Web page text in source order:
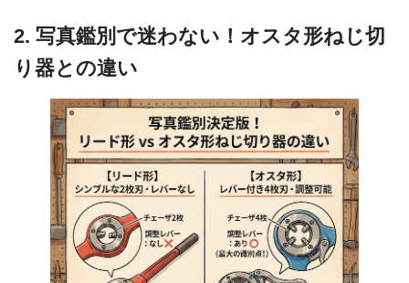
2. 写真鑑別で迷わない！オスタ形ねじ切
り器との違い